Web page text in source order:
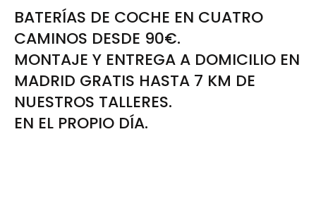
BATERÍAS DE COCHE EN CUATRO
CAMINOS DESDE 90€.
MONTAJE Y ENTREGA A DOMICILIO EN
MADRID GRATIS HASTA 7 KM DE
NUESTROS TALLERES.
EN EL PROPIO DÍA.